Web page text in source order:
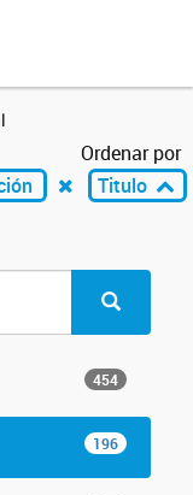
Ordenar por
Titulo
454
196